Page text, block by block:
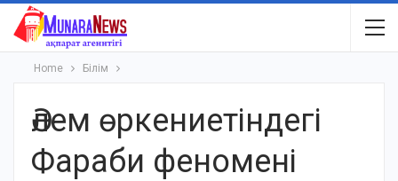
Home Білім
Әлем өркениетіндегі
Фараби феномені